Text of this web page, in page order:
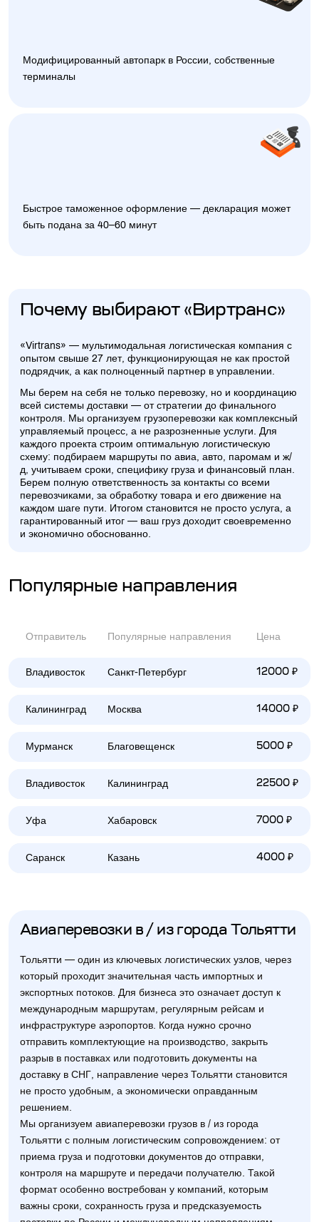
Модифицированный автопарк в России, собственные
терминалы
Быстрое таможенное оформление — декларация может
быть подана за 40–60 минут
Почему выбирают «Виртранс»
«Virtrans» — мультимодальная логистическая компания с
опытом свыше 27 лет, функционирующая не как простой
подрядчик, а как полноценный партнер в управлении.
Мы берем на себя не только перевозку, но и координацию
всей системы доставки — от стратегии до финального
контроля. Мы организуем грузоперевозки как комплексный
управляемый процесс, а не разрозненные услуги. Для
каждого проекта строим оптимальную логистическую
схему: подбираем маршруты по авиа, авто, паромам и ж/
д, учитываем сроки, специфику груза и финансовый план.
Берем полную ответственность за контакты со всеми
перевозчиками, за обработку товара и его движение на
каждом шаге пути. Итогом становится не просто услуга, а
гарантированный итог — ваш груз доходит своевременно
и экономично обоснованно.
Популярные направления
Отправитель Популярные направления Цена
Владивосток Санкт-Петербург 12000 ₽
Калининград Москва 14000 ₽
Мурманск Благовещенск 5000 ₽
Владивосток Калининград 22500 ₽
Уфа Хабаровск 7000 ₽
Саранск Казань 4000 ₽
Авиаперевозки в / из города Тольятти
Тольятти — один из ключевых логистических узлов, через
который проходит значительная часть импортных и
экспортных потоков. Для бизнеса это означает доступ к
международным маршрутам, регулярным рейсам и
инфраструктуре аэропортов. Когда нужно срочно
отправить комплектующие на производство, закрыть
разрыв в поставках или подготовить документы на
доставку в СНГ, направление через Тольятти становится
не просто удобным, а экономически оправданным
решением.
Мы организуем авиаперевозки грузов в / из города
Тольятти с полным логистическим сопровождением: от
приема груза и подготовки документов до отправки,
контроля на маршруте и передачи получателю. Такой
формат особенно востребован у компаний, которым
важны сроки, сохранность груза и предсказуемость